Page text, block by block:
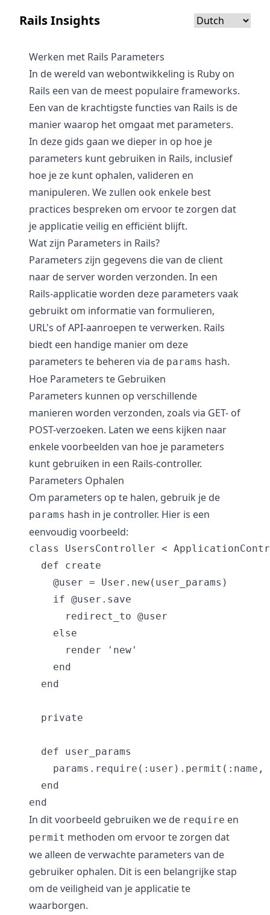
Rails Insights
Werken met Rails Parameters
In de wereld van webontwikkeling is Ruby on
Rails een van de meest populaire frameworks.
Een van de krachtigste functies van Rails is de
manier waarop het omgaat met parameters.
In deze gids gaan we dieper in op hoe je
parameters kunt gebruiken in Rails, inclusief
hoe je ze kunt ophalen, valideren en
manipuleren. We zullen ook enkele best
practices bespreken om ervoor te zorgen dat
je applicatie veilig en efficiënt blijft.
Wat zijn Parameters in Rails?
Parameters zijn gegevens die van de client
naar de server worden verzonden. In een
Rails-applicatie worden deze parameters vaak
gebruikt om informatie van formulieren,
URL's of API-aanroepen te verwerken. Rails
biedt een handige manier om deze
parameters te beheren via de params hash.
Hoe Parameters te Gebruiken
Parameters kunnen op verschillende
manieren worden verzonden, zoals via GET- of
POST-verzoeken. Laten we eens kijken naar
enkele voorbeelden van hoe je parameters
kunt gebruiken in een Rails-controller.
Parameters Ophalen
Om parameters op te halen, gebruik je de
params hash in je controller. Hier is een
eenvoudig voorbeeld:
class UsersController <
  def create
    @user = User.new(user_params)
    if @user.save
      redirect_to @user
    else
      render 'new'
    end
  end
  private
  def user_params
params.require(:user).permit(:name,
  end
In dit voorbeeld gebruiken we de require en
permit methoden om ervoor te zorgen dat
we alleen de verwachte parameters van de
gebruiker ophalen. Dit is een belangrijke stap
om de veiligheid van je applicatie te
waarborgen.